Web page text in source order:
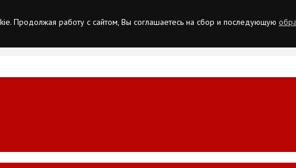
Продолжая работу с сайтом, Вы соглашаетесь на сбор и последующую